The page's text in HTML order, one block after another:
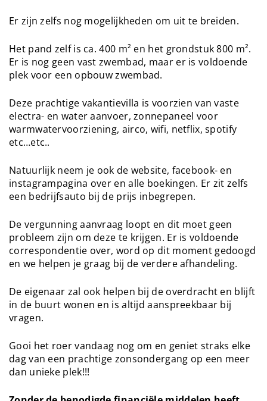
Er zijn zelfs nog mogelijkheden om uit te breiden.
Het pand zelf is ca. 400 m² en het grondstuk 800 m².
Er is nog geen vast zwembad, maar er is voldoende
plek voor een opbouw zwembad.
Deze prachtige vakantievilla is voorzien van vaste
electra- en water aanvoer, zonnepaneel voor
warmwatervoorziening, airco, wifi, netflix, spotify
etc…etc..
Natuurlijk neem je ook de website, facebook- en
instagrampagina over en alle boekingen. Er zit zelfs
een bedrijfsauto bij de prijs inbegrepen.
De vergunning aanvraag loopt en dit moet geen
probleem zijn om deze te krijgen. Er is voldoende
correspondentie over, word op dit moment gedoogd
en we helpen je graag bij de verdere afhandeling.
De eigenaar zal ook helpen bij de overdracht en blijft
in de buurt wonen en is altijd aanspreekbaar bij
vragen.
Gooi het roer vandaag nog om en geniet straks elke
dag van een prachtige zonsondergang op een meer
dan unieke plek!!!